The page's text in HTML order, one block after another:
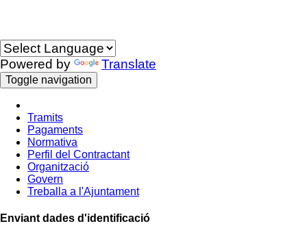
Powered by Translate
Toggle navigation
Tramits
Pagaments
Normativa
Perfil del Contractant
Organització
Govern
Treballa a l'Ajuntament
Enviant dades d'identificació